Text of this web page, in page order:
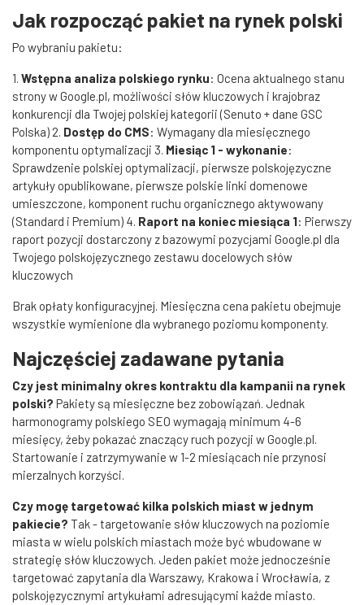
Jak rozpocząć pakiet na rynek polski
Po wybraniu pakietu:
1. Wstępna analiza polskiego rynku: Ocena aktualnego stanu
strony w Google.pl, możliwości słów kluczowych i krajobraz
konkurencji dla Twojej polskiej kategorii (Senuto + dane GSC
Polska) 2. Dostęp do CMS: Wymagany dla miesięcznego
komponentu optymalizacji 3. Miesiąc 1 - wykonanie:
Sprawdzenie polskiej optymalizacji, pierwsze polskojęzyczne
artykuły opublikowane, pierwsze polskie linki domenowe
umieszczone, komponent ruchu organicznego aktywowany
(Standard i Premium) 4. Raport na koniec miesiąca 1: Pierwszy
raport pozycji dostarczony z bazowymi pozycjami Google.pl dla
Twojego polskojęzycznego zestawu docelowych słów
kluczowych
Brak opłaty konfiguracyjnej. Miesięczna cena pakietu obejmuje
wszystkie wymienione dla wybranego poziomu komponenty.
Najczęściej zadawane pytania
Czy jest minimalny okres kontraktu dla kampanii na rynek
polski? Pakiety są miesięczne bez zobowiązań. Jednak
harmonogramy polskiego SEO wymagają minimum 4-6
miesięcy, żeby pokazać znaczący ruch pozycji w Google.pl.
Startowanie i zatrzymywanie w 1-2 miesiącach nie przynosi
mierzalnych korzyści.
Czy mogę targetować kilka polskich miast w jednym
pakiecie? Tak - targetowanie słów kluczowych na poziomie
miasta w wielu polskich miastach może być wbudowane w
strategię słów kluczowych. Jeden pakiet może jednocześnie
targetować zapytania dla Warszawy, Krakowa i Wrocławia, z
polskojęzycznymi artykułami adresującymi każde miasto.